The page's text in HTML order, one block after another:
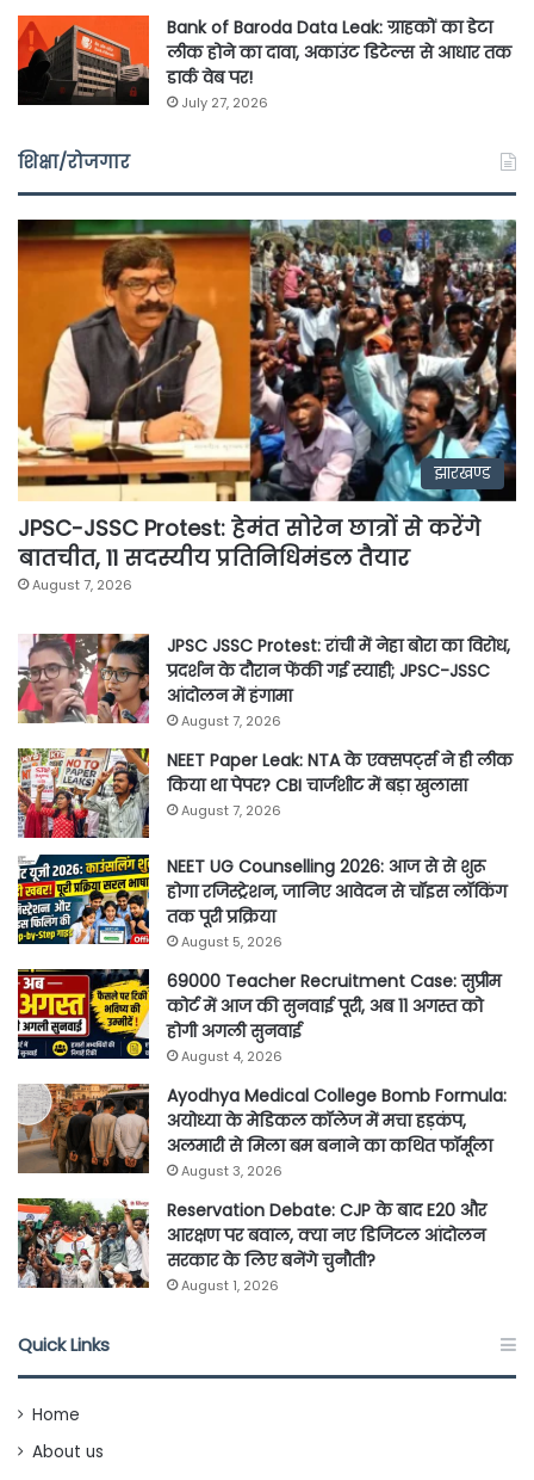
Bank of Baroda Data Leak: ग्राहकों का डेटा
लीक होने का दावा, अकाउंट डिटेल्स से आधार तक
डार्क वेब पर!
July 27, 2026
शिक्षा/रोजगार
झारखण्ड
JPSC-JSSC Protest: हेमंत सोरेन छात्रों से करेंगे
बातचीत, 11 सदस्यीय प्रतिनिधिमंडल तैयार
August 7, 2026
JPSC JSSC Protest: रांची में नेहा बोरा का विरोध,
प्रदर्शन के दौरान फेंकी गई स्याही; JPSC-JSSC
आंदोलन में हंगामा
August 7, 2026
NEET Paper Leak: NTA के एक्सपर्ट्स ने ही लीक
किया था पेपर? CBI चार्जशीट में बड़ा खुलासा
August 7, 2026
NEET UG Counselling 2026: आज से से शुरू
होगा रजिस्ट्रेशन, जानिए आवेदन से चॉइस लॉकिंग
तक पूरी प्रक्रिया
August 5, 2026
69000 Teacher Recruitment Case: सुप्रीम
कोर्ट में आज की सुनवाई पूरी, अब 11 अगस्त को
होगी अगली सुनवाई
August 4, 2026
Ayodhya Medical College Bomb Formula:
अयोध्या के मेडिकल कॉलेज में मचा हड़कंप,
अलमारी से मिला बम बनाने का कथित फॉर्मूला
August 3, 2026
Reservation Debate: CJP के बाद E20 और
आरक्षण पर बवाल, क्या नए डिजिटल आंदोलन
सरकार के लिए बनेंगे चुनौती?
August 1, 2026
Quick Links
Home
About us